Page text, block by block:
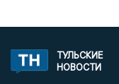
ТУЛЬСКИЕ
НОВОСТИ